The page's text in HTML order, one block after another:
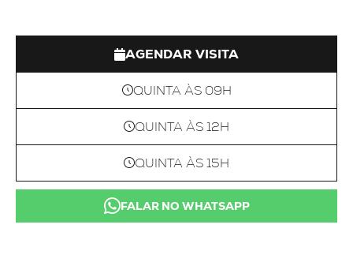
AGENDAR VISITA
QUINTA ÀS 09H
QUINTA ÀS 12H
QUINTA ÀS 15H
FALAR NO WHATSAPP